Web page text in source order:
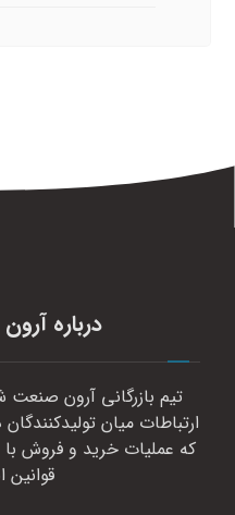
درباره
تیم بازرگانی آرون
ارتباطات میان
که عملیات خرید و فروش با
قوانین